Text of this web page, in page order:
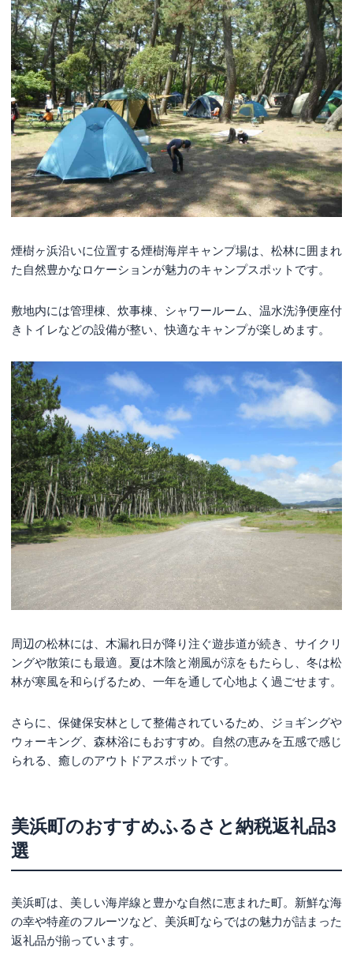
煙樹ヶ浜沿いに位置する煙樹海岸キャンプ場は、松林に囲まれ
た自然豊かなロケーションが魅力のキャンプスポットです。
敷地内には管理棟、炊事棟、シャワールーム、温水洗浄便座付
きトイレなどの設備が整い、快適なキャンプが楽しめます。
周辺の松林には、木漏れ日が降り注ぐ遊歩道が続き、サイクリ
ングや散策にも最適。夏は木陰と潮風が涼をもたらし、冬は松
林が寒風を和らげるため、一年を通して心地よく過ごせます。
さらに、保健保安林として整備されているため、ジョギングや
ウォーキング、森林浴にもおすすめ。自然の恵みを五感で感じ
られる、癒しのアウトドアスポットです。
美浜町のおすすめふるさと納税返礼品3
選
美浜町は、美しい海岸線と豊かな自然に恵まれた町。新鮮な海
の幸や特産のフルーツなど、美浜町ならではの魅力が詰まった
返礼品が揃っています。